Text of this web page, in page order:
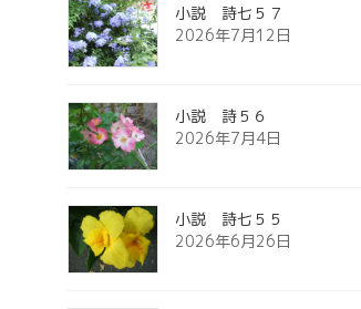
小説 詩七５７
2026年7月12日
小説 詩５６
2026年7月4日
小説 詩七５５
2026年6月26日